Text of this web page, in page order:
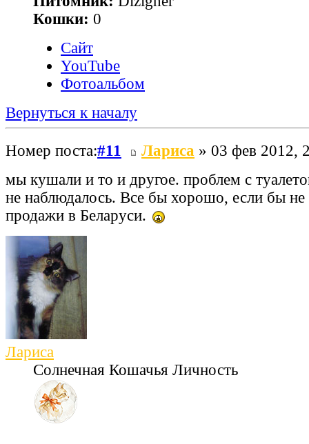
Кошки: 0
Сайт
YouTube
Фотоальбом
Вернуться к началу
Номер поста:#11 Лариса » 03 фев 2012,
мы кушали и то и другое. проблем с
не наблюдалось. Все бы хорошо, если бы не
продажи в Беларуси.
Лариса
Солнечная Кошачья Личность